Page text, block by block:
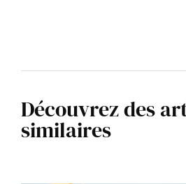
Découvrez des
similaires